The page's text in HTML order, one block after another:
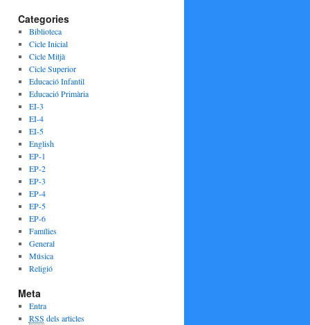
Categories
Biblioteca
Cicle Inicial
Cicle Mitjà
Cicle Superior
Educació Infantil
Educació Primària
EI-3
EI-4
EI-5
English
EP-1
EP-2
EP-3
EP-4
EP-5
EP-6
Famílies
General
Música
Religió
Meta
Entra
RSS dels articles